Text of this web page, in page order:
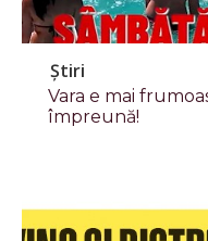
Știri
Vara e mai
împreună!